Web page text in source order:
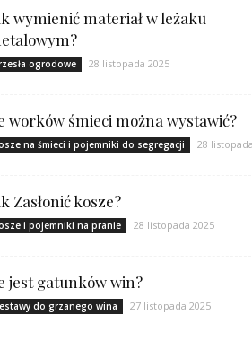
wymienić materiał w leżaku
ogrodowe 28 listopada 2025
worków śmieci można wystawić?
na śmieci i pojemniki do segregacji 28
Zasłonić kosze?
i pojemniki na pranie 28 listopada 2025
jest gatunków win?
do grzanego wina 27 listopada 2025